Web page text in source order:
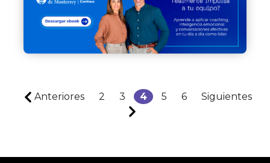
Anteriores 2 3 4 5 6 Siguientes